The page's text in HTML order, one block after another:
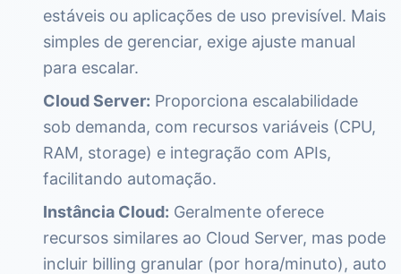
estáveis ou aplicações de uso previsível. Mais
simples de gerenciar, exige ajuste manual
para escalar.
Cloud Server: Proporciona escalabilidade
sob demanda, com recursos variáveis (CPU,
RAM, storage) e integração com APIs,
facilitando automação.
Instância Cloud: Geralmente oferece
recursos similares ao Cloud Server, mas pode
incluir billing granular (por hora/minuto), auto